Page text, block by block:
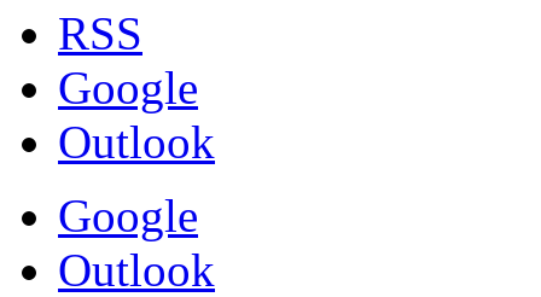
RSS
Google
Outlook
Google
Outlook